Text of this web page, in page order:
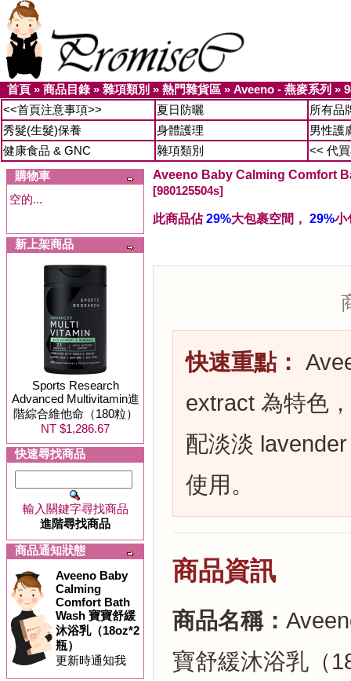
首頁 » 商品目錄» 雜項類別 » 熱門雜貨區 » Aveeno - 燕麥系列 »
<<首頁注意事項>>
夏日防曬
所有品
秀髮(生髮)保養
身體護理
男性護
健康食品 & GNC
雜項類別
<< 代
購物車
空的...
新上架商品
Sports Research
Advanced Multivitamin進
階綜合維他命（180粒）
NT $1,286.67
快速尋找商品
輸入關鍵字尋找商品
進階尋找商品
商品通知狀態
Aveeno Baby
Calming
Comfort Bath
Wash 寶寶舒緩
沐浴乳（18oz*2
瓶）
更新時通知我
Aveeno Baby Calming Comfort
[980125504s]
此商品佔29%大包裹空間， 29%小
快速重點：
extract 為特色
配淡淡
使用。
商品資訊
商品名稱：
寶舒緩沐浴乳（